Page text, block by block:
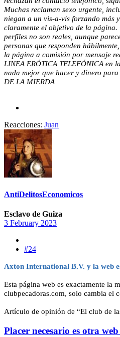
Muchas reclaman sexo urgente,
niegan a un vis-a-vis forzando más
claramente el objetivo de la página.
perfiles no son reales, aunque
personas que responden
la página a comisión por mensaje
LINEA ERÓTICA TELEFÓNICA en la
nada mejor que hacer y dinero
DE LA MIERDA
Reacciones: Juan
AntiDelitosEconomicos
Esclavo de Guiza
3 February 2023
#24
Axton International B.V. y la web
Esta página web es exactamente la
clubpecadoras.com, solo cambia el
Artículo de opinión de “El club de
Placer necesario es otra